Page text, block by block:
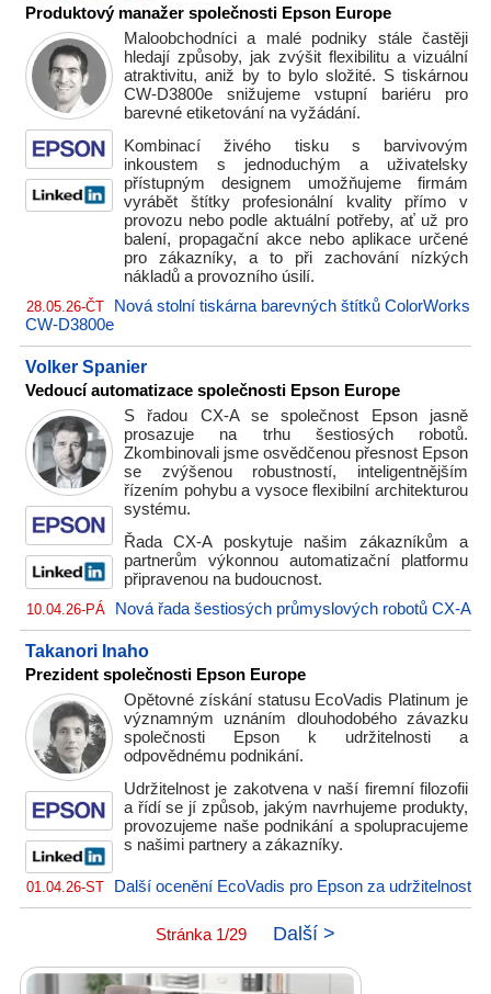
Produktový manažer společnosti Epson Europe
Maloobchodníci a malé podniky stále častěji
hledají způsoby, jak zvýšit flexibilitu a vizuální
atraktivitu, aniž by to bylo složité. S tiskárnou
CW-D3800e snižujeme vstupní bariéru pro
barevné etiketování na vyžádání.
Kombinací živého tisku s barvivovým
inkoustem s jednoduchým a uživatelsky
přístupným designem umožňujeme firmám
vyrábět štítky profesionální kvality přímo v
provozu nebo podle aktuální potřeby, ať už pro
balení, propagační akce nebo aplikace určené
pro zákazníky, a to při zachování nízkých
nákladů a provozního úsilí.
28.05.26-ČT
Nová stolní tiskárna barevných štítků ColorWorks
CW-D3800e
Volker Spanier
Vedoucí automatizace společnosti Epson Europe
S řadou CX-A se společnost Epson jasně
prosazuje na trhu šestiosých robotů.
Zkombinovali jsme osvědčenou přesnost Epson
se zvýšenou robustností, inteligentnějším
řízením pohybu a vysoce flexibilní architekturou
systému.
Řada CX-A poskytuje našim zákazníkům a
partnerům výkonnou automatizační platformu
připravenou na budoucnost.
10.04.26-PÁ Nová řada šestiosých průmyslových robotů CX-A
Takanori Inaho
Prezident společnosti Epson Europe
Opětovné získání statusu EcoVadis Platinum je
významným uznáním dlouhodobého závazku
společnosti Epson k udržitelnosti a
odpovědnému podnikání.
Udržitelnost je zakotvena v naší firemní filozofii
a řídí se jí způsob, jakým navrhujeme produkty,
provozujeme naše podnikání a spolupracujeme
s našimi partnery a zákazníky.
01.04.26-ST Další ocenění EcoVadis pro Epson za udržitelnost
Stránka 1/29 Další >